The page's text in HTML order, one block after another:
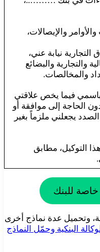
والإيصالات،
نيابة عني،
والتجارية والبضائع
والمخالصات.
فيما يخص علاقتي
الحاجة إلى موافقة أو
يجعلني ملزماً بغير
التوكيل، مطابق
للبنك
وتحميل عدة نماذج أخرى
البنكية وحمّل النماذج